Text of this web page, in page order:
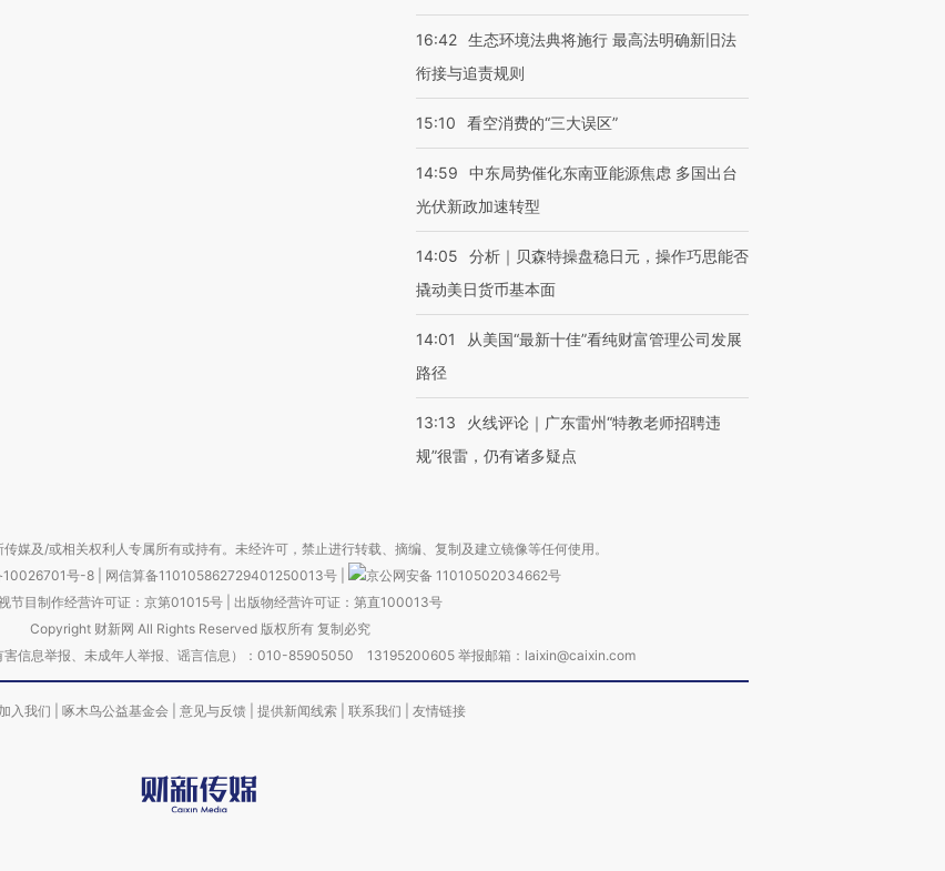
16:42 生态环境法典将施行 最高法明确新旧法
衔接与追责规则
15:10 看空消费的“三大误区”
14:59
中东局势催化东南亚能源焦虑 多国出台
光伏新政加速转型
14:05
分析｜贝森特操盘稳日元，操作巧思能否
撬动美日货币基本面
14:01
从美国“最新十佳”看纯财富管理公司发展
路径
13:13
火线评论｜广东雷州“特教老师招聘违
规”很雷，仍有诸多疑点
媒及/或相关权利人专属所有或持有。未经许可，禁止进行转载、摘编、复制及建立镜像等任何使用。
10026701号-8 网信算备110105862729401250013号
京公网安备 11010502034662号
节目制作经营许可证：京第01015号| 出版物经营许可证：第直100013号
Copyright 财新网 All Rights Reserved 版权所有 复制必究
害信息举报、未成年人举报、谣言信息）：010-85905050 13195200605 举报邮箱：laixin@caixin.com
加入我们 啄木鸟公益基金会 意见与反馈 提供新闻线索 联系我们 友情链接